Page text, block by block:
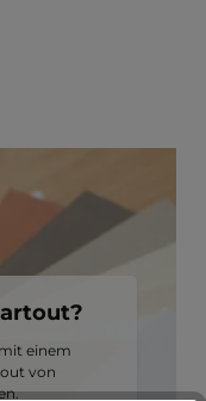
einem
von